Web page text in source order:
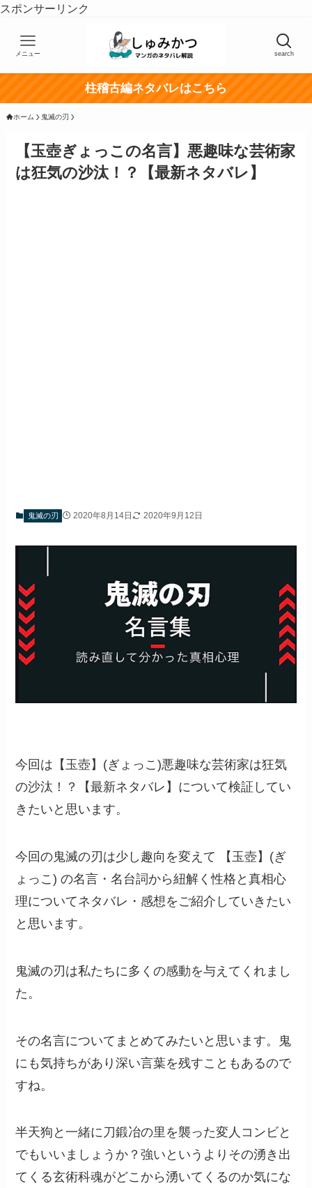
スポンサーリンク
search
メニュー
柱稽古編ネタバレはこちら
ホーム 鬼滅の刃
【玉壺ぎょっこの名言】悪趣味な芸術家
は狂気の沙汰！？【最新ネタバレ】
鬼滅の刃 2020年8月14日 2020年9月12日
今回は 【玉壺】(ぎょっこ)悪趣味な芸術家は狂気
の沙汰！？【最新ネタバレ】 について検証してい
きたいと思います。
今回の鬼滅の刃は少し趣向を変えて
【玉壺】(ぎ
ょっこ) の名言・名台詞から紐解く性格と真相心
理についてネタバレ・感想をご紹介していきたい
と思います。
鬼滅の刃は私たちに多くの感動を与えてくれまし
た。
その名言についてまとめてみたいと思います。鬼
にも気持ちがあり深い言葉を残すこともあるので
すね。
半天狗と一緒に刀鍛冶の里を襲った変人コンビと
でもいいましょうか？強いというよりその湧き出
てくる玄術科魂がどこから湧いてくるのか気にな